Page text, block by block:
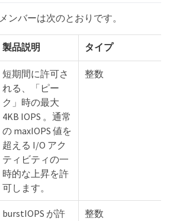
ンバーは次のとおりです。
製品説明 タイプ
短期間に許可さ
れる、「ピー
ク」時の最大
4KB IOPS 。通常
の maxIOPS 値を
超える I/O アク
ティビティの一
時的な上昇を許
可します。
整数
burstIOPS が許
整数